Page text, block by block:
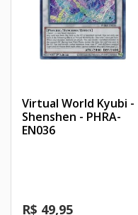
Virtual World Kyubi -
Shenshen - PHRA-
EN036
R$ 49,95